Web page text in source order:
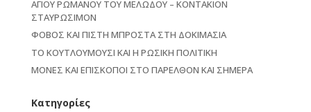
ΑΓΙΟΥ ΡΩΜΑΝΟΥ ΤΟΥ ΜΕΛΩΔΟΥ – ΚΟΝΤΑΚΙΟΝ
ΣΤΑΥΡΩΣΙΜΟΝ
ΦΟΒΟΣ ΚΑΙ ΠΙΣΤΗ ΜΠΡΟΣΤΑ ΣΤΗ ΔΟΚΙΜΑΣΙΑ
ΤΟ ΚΟΥΤΛΟΥΜΟΥΣΙ ΚΑΙ Η ΡΩΣΙΚΗ ΠΟΛΙΤΙΚΗ
ΜΟΝΕΣ ΚΑΙ ΕΠΙΣΚΟΠΟΙ ΣΤΟ ΠΑΡΕΛΘΟΝ ΚΑΙ ΣΗΜΕΡΑ
Kατηγορίες